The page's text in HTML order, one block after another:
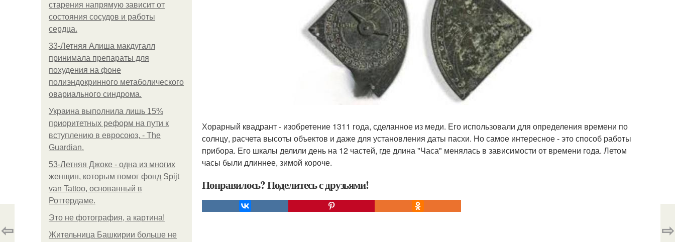
старения напрямую зависит от
состояния сосудов и работы
сердца.
33-Летняя Алиша макдугалл
принимала препараты для
похудения на фоне
полиэндокринного метаболического
овариального синдрома.
Украина выполнила лишь 15%
приоритетных реформ на пути к
вступлению в евросоюз, - The
Guardian.
53-Летняя Джоке - одна из многих
женщин, которым помог фонд Spijt
van Tattoo, основанный в
Роттердаме.
Это не фотография, а картина!
Жительница Башкирии больше не
Хорарный квадрант - изобретение 1311 года, сделанное из меди. Его использовали для определения времени по
солнцу, расчета высоты объектов и даже для установления даты пасхи. Но самое интересное - это способ работы
прибора. Его шкалы делили день на 12 частей, где длина "Часа" менялась в зависимости от времени года. Летом
часы были длиннее, зимой короче.
Понравилось? Поделитесь с друзьями!
⇦ ⇨